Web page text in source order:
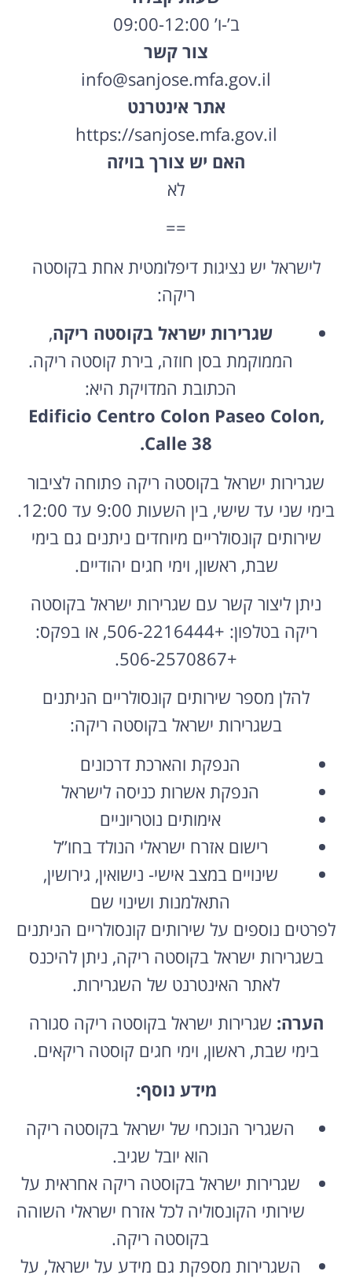
ב’-ו’ 09:00-12:00
צור קשר
info@sanjose.mfa.gov.il
אתר אינטרנט
https://sanjose.mfa.gov.il
האם יש צורך בויזה
לא
==
לישראל יש נציגות דיפלומטית אחת בקוסטה
ריקה:
שגרירות ישראל בקוסטה ריקה,
הממוקמת בסן חוזה, בירת קוסטה ריקה.
הכתובת המדויקת היא:
Edificio Centro Colon Paseo Colon,
Calle 38.
שגרירות ישראל בקוסטה ריקה פתוחה לציבור
בימי שני עד שישי, בין השעות 9:00 עד 12:00.
שירותים קונסולריים מיוחדים ניתנים גם בימי
שבת, ראשון, וימי חגים יהודיים.
ניתן ליצור קשר עם שגרירות ישראל בקוסטה
ריקה בטלפון: +506-2216444, או בפקס:
+506-2570867.
להלן מספר שירותים קונסולריים הניתנים
בשגרירות ישראל בקוסטה ריקה:
הנפקת והארכת דרכונים
הנפקת אשרות כניסה לישראל
אימותים נוטריוניים
רישום אזרח ישראלי הנולד בחו”ל
שינויים במצב אישי- נישואין, גירושין,
התאלמנות ושינוי שם
לפרטים נוספים על שירותים קונסולריים הניתנים
בשגרירות ישראל בקוסטה ריקה, ניתן להיכנס
לאתר האינטרנט של השגרירות.
הערה: שגרירות ישראל בקוסטה ריקה סגורה
בימי שבת, ראשון, וימי חגים קוסטה ריקאים.
מידע נוסף:
השגריר הנוכחי של ישראל בקוסטה ריקה
הוא יובל שגיב.
שגרירות ישראל בקוסטה ריקה אחראית על
שירותי הקונסוליה לכל אזרח ישראלי השוהה
בקוסטה ריקה.
השגרירות מספקת גם מידע על ישראל, על